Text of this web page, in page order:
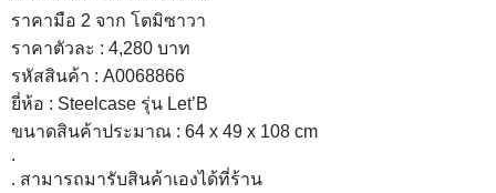
ราคามือ 2 จาก โตมิซาวา
ราคาตัวละ : 4,280 บาท
รหัสสินค้า : A0068866
ยี่ห้อ : Steelcase รุ่น Let’B
ขนาดสินค้าประมาณ : 64 x 49 x 108 cm
.
. สามารถมารับสินค้าเองได้ที่ร้าน